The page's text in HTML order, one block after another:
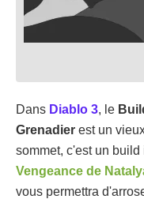
Dans Diablo 3, le
Grenadier est un
sommet, c'est un
Vengeance de
vous permettra